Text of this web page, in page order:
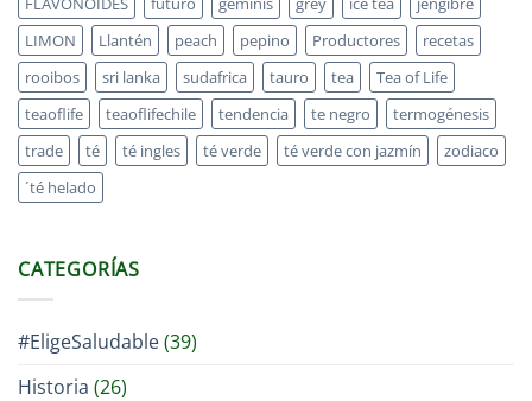
LIMON
Llantén peach pepino Productores
recetas
rooibos
sri lanka sudafrica tauro tea
Tea of Life
teaoflife
teaoflifechile tendencia te negro
termogénesis
trade
té té ingles té verde té verde con jazmín
zodiaco
´té helado
CATEGORÍAS
#EligeSaludable(39)
Historia (26)